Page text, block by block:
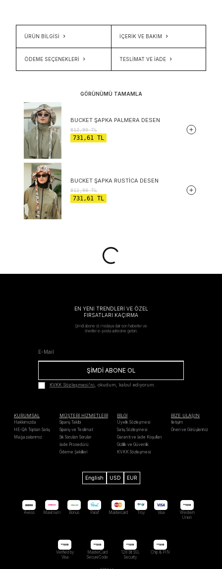
ÜRÜN BİLGİSİ İÇERIK VE BAKIM
ÖDEME SEÇENEKLERI TESLIMAT VE İADE
GÖRÜNÜMÜ TAMAMLA
BUCKET ŞAPKA PALMERA DESEN
812,90TL
731,61 TL
BUCKET ŞAPKA RUSTICA DESEN
812,90TL
731,61 TL
EN YENİ TRENDLERİ VE ÖZEL
FIRSATLARI KAÇIRMA
Şimdi abone ol, modaya dair son haberler ve
öneriler e-posta adresine gelsin.
ŞİMDİ ABONE OL
KVKK Sözleşmesi'ni, okudum, kabul ediyorum.
KURUMSAL
Hakkımızda
HE-QA Toptan Satış
Mağazalarımız
MÜŞTERİ HİZMETLERİ
Sipariş Takibi
Sipariş ve Teslimat
Sık Sorulan Sorular
İade Prosedürü
Ödeme Şekilleri
BİLGİ
Üyelik Sözleşmesi
Satış Sözleşmesi
Garanti ve İade Koşulları
Gizlilik ve Güvenlik
KVKK Sözleşmesi
BİZE ULAŞIN
İletişim
Öneri ve Görüşleriniz
English USD EUR
Axess Maximum Bonus Paraf Mastercard Troy Visa
Western
Unıon
Verified by
Visa
MasterCard
SecureCode
128 Bit SSL
Security
Chip & PIN